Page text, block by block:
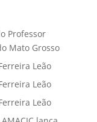
Professor
Mato Grosso
Leão
Leão
Leão